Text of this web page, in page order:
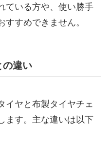
ている方や、使い勝手
すすめできません。
の違い
イヤと布製タイヤチェ
ます。主な違いは以下